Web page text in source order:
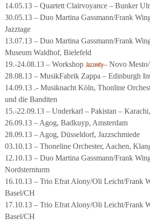
14.05.13 – Quartett Clairvoyance – Bunker
30.05.13 – Duo Martina Gassmann/Frank
Jazztage
13.07.13 – Duo Martina Gassmann/Frank
Museum Waldhof, Bielefeld
19.-24.08.13 – Workshop Jazzinity– Novo
28.08.13 – MusikFabrik Zappa – Edinburgh
14.09.13 .- Musiknacht Köln, Thonline
und die Banditen
15.-22.09.13 – Underkarl – Pakistan –
26.09.13 – Agog, Badkuyp, Amsterdam
28.09.13 – Agog, Düsseldorf, Jazzschmiede
03.10.13 – Thoneline Orchester, Aachen,
12.10.13 – Duo Martina Gassmann/Frank
Nordsternturm
16.10.13 – Trio Efrat Alony/Oli Leicht/Frank
Basel/CH
17.10.13 – Trio Efrat Alony/Oli Leicht/Frank
Basel/CH